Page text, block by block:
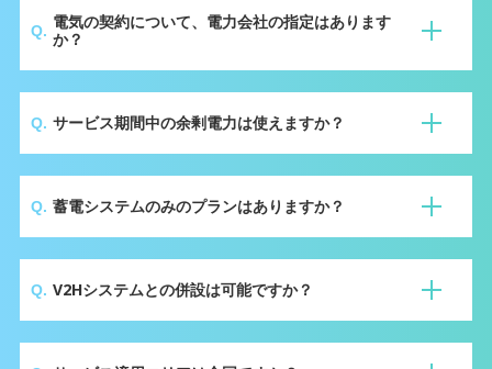
す。
電気の契約について、電力会社の指定はあります
か？
ただけます。
サービス期間中の余剰電力は使えますか？
いたします。
蓄電システムのみのプランはありますか？
申し込みを開始いたします。
V2Hシステムとの併設は可能ですか？